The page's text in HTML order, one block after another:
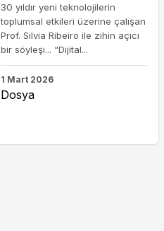
30 yıldır yeni teknolojilerin
toplumsal etkileri üzerine çalışan
Prof. Silvia Ribeiro ile zihin açıcı
bir söyleşi... “Dijital...
1 Mart 2026
Dosya